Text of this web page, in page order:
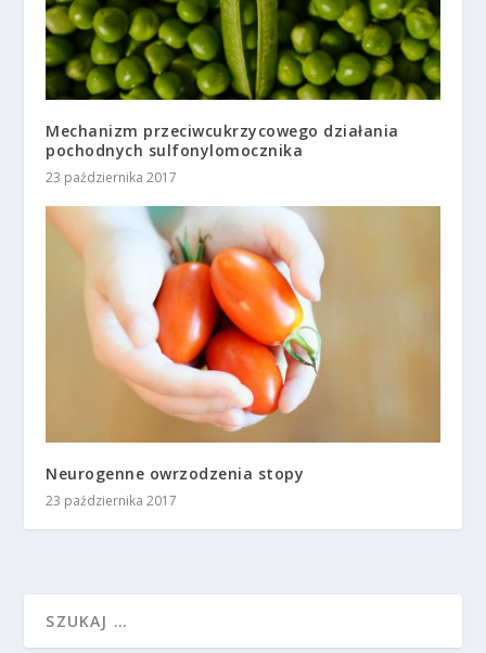
Mechanizm przeciwcukrzycowego działania
pochodnych sulfonylomocznika
23 października 2017
Neurogenne owrzodzenia stopy
23 października 2017